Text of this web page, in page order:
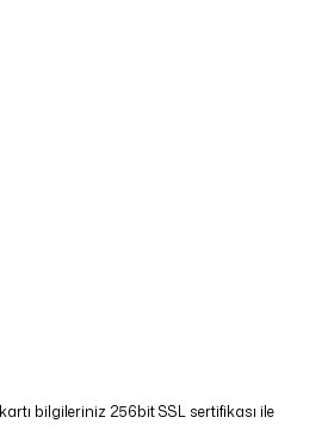
bilgileriniz 256bit SSL sertifikası ile